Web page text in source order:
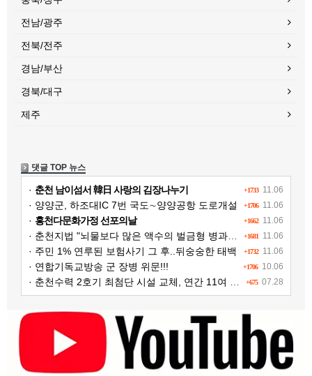
전남/광주
전북/전주
경남/부산
경북/대구
제주
댓글 TOP 뉴스
+1733 11.06
· 춘천 남이섬서 韓日 사랑의 김장나누기
+1706 11.06
· 양양군, 하조대IC 7번 국도∼양양공항 도로개설
+1662 11.06
· 홍천다문화가정 선포의날
+1681 11.06
· 춘천지법 "뇌물보다 많은 액수의 벌금형 병과해야"
+1732 11.06
· 주민 1% 연루된 보험사기 그 후..뒤숭숭한 태백
+1706 10.06
· 연합기독교방송 군 장병 위문!!!
+675 07.28
· 춘천수력 2호기 최첨단 시설 교체, 연간 11여 억원 수익 추가 확보